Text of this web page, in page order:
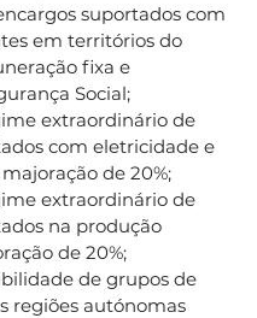
suportados com
em territórios do
fixa e
Social;
extraordinário de
com eletricidade e
de 20%;
extraordinário de
na produção
de 20%;
de grupos de
regiões autónomas